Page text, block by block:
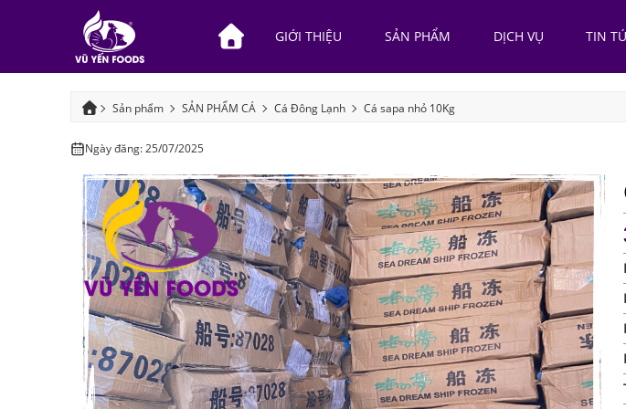
GIỚI THIỆU SẢN PHẨM DỊCH VỤ TIN
Sản phẩm SẢN PHẨM CÁ Cá Đông Lạnh Cá sapa nhỏ 10Kg
Ngày đăng: 25/07/2025